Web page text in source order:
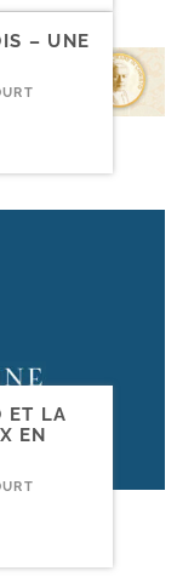
– UNE
ET LA
EN